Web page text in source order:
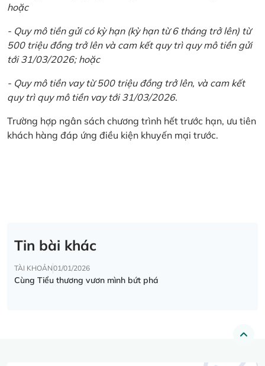
hoặc
- Quy mô tiền gửi có kỳ hạn (kỳ hạn từ 6 tháng trở lên) từ
500 triệu đồng trở lên và cam kết quy trì quy mô tiền gửi
tới 31/03/2026; hoặc
- Quy mô tiền vay từ 500 triệu đồng trở lên, và cam kết
quy trì quy mô tiền vay tới 31/03/2026.
Trường hợp ngân sách chương trình hết trước hạn, ưu tiên
khách hàng đáp ứng điều kiện khuyến mại trước.
Tin bài khác
TÀI KHOẢN01/01/2026
Cùng Tiểu thương vươn mình bứt phá